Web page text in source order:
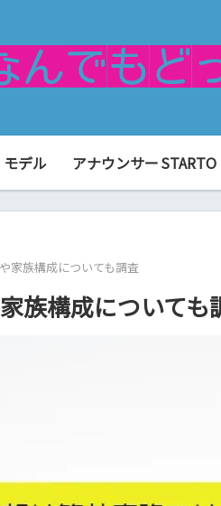
モデル アナウンサー
家族構成についても調査
族構成についても